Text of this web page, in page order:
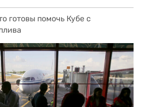
готовы помочь Кубе с